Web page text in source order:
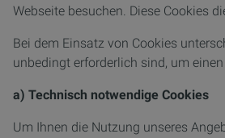
Webseite besuchen. Diese Cookies
Bei dem Einsatz von Cookies
unbedingt erforderlich sind, um
a) Technisch notwendige Cookies
Um Ihnen die Nutzung unseres